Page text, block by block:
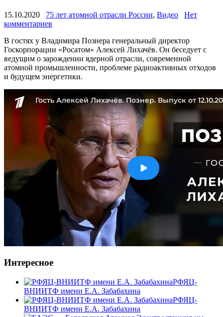
15.10.2020 75 лет атомной отрасли России, Видео
Нет
комментариев
В гостях у Владимира Познера генеральный директор
Госкорпорации «Росатом» Алексей Лихачёв. Он беседует с
ведущим о зарождении ядерной отрасли, современной
атомной промышленности, проблеме радиоактивных отходов
и будущем энергетики.
Интересное
РФЯЦ-
ВНИИТФ имени Е.А. Забабахина
РФЯЦ-
ВНИИТФ имени Е.А. Забабахина